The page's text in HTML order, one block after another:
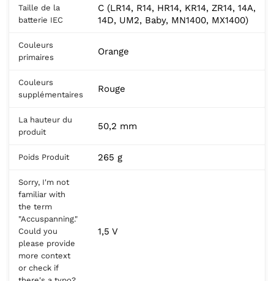
Taille de la
batterie IEC
C (LR14, R14, HR14, KR14, ZR14, 14A,
14D, UM2, Baby, MN1400, MX1400)
Couleurs
primaires
Orange
Couleurs
supplémentaires
Rouge
La hauteur du
produit
50,2 mm
Poids Produit 265 g
Sorry, I'm not
familiar with
the term
"Accuspanning."
Could you
please provide
more context
or check if
1,5 V